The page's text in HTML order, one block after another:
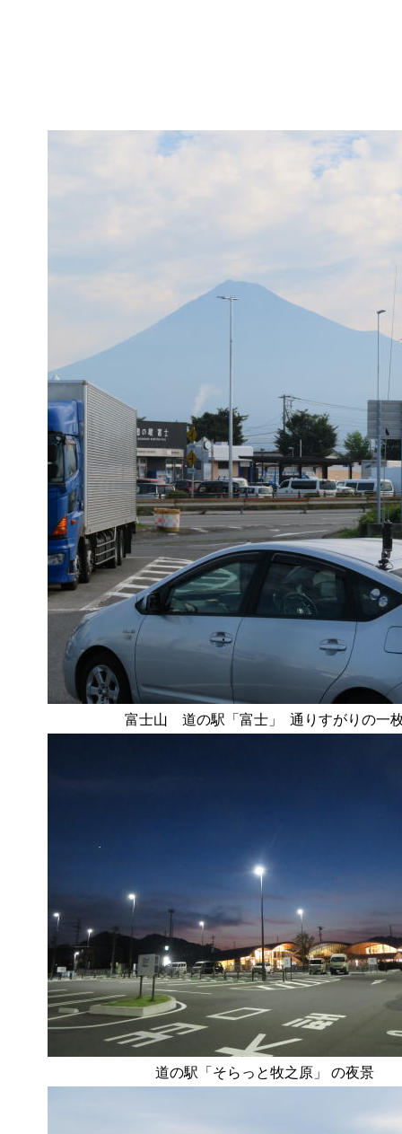
富士山 道の駅「富士」 通りすがりの一
道の駅「そらっと牧之原」 の夜景